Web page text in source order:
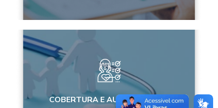
COBERTURA E AUTORIZAÇÕES